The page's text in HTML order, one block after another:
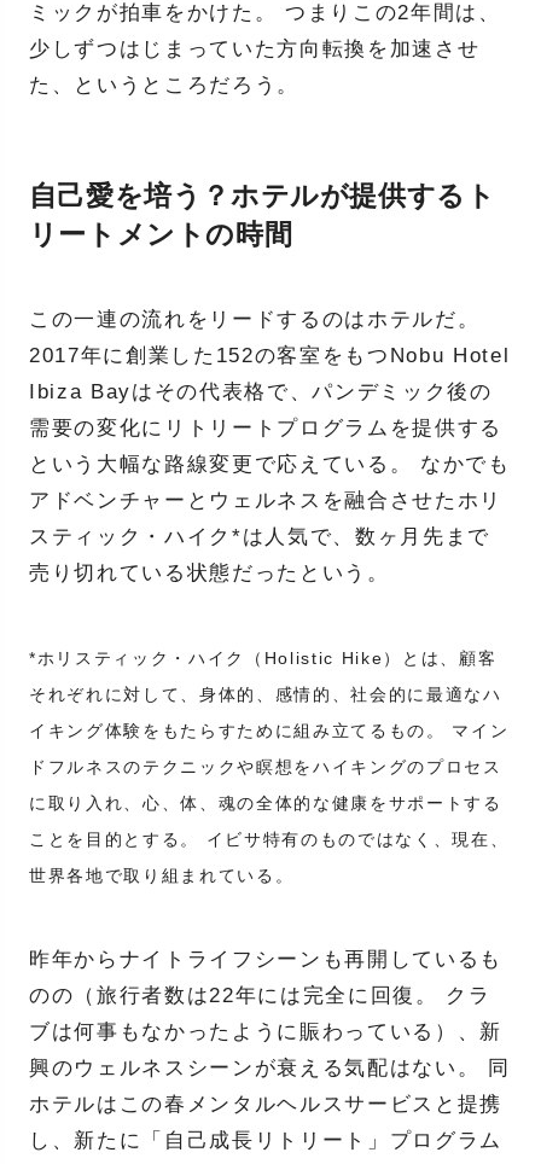
ミックが拍車をかけた。 つまりこの2年間は、
少しずつはじまっていた方向転換を加速させ
た、というところだろう。
自己愛を培う？ホテルが提供するト
リートメントの時間
この一連の流れをリードするのはホテルだ。
2017年に創業した152の客室をもつNobu Hotel
Ibiza Bayはその代表格で、パンデミック後の
需要の変化にリトリートプログラムを提供する
という大幅な路線変更で応えている。 なかでも
アドベンチャーとウェルネスを融合させたホリ
スティック・ハイク*は人気で、数ヶ月先まで
売り切れている状態だったという。
*ホリスティック・ハイク（Holistic Hike）とは、顧客
それぞれに対して、身体的、感情的、社会的に最適なハ
イキング体験をもたらすために組み立てるもの。 マイン
ドフルネスのテクニックや瞑想をハイキングのプロセス
に取り入れ、心、体、魂の全体的な健康をサポートする
ことを目的とする。 イビサ特有のものではなく、現在、
世界各地で取り組まれている。
昨年からナイトライフシーンも再開しているも
のの（旅行者数は22年には完全に回復。 クラ
ブは何事もなかったように賑わっている）、新
興のウェルネスシーンが衰える気配はない。 同
ホテルはこの春メンタルヘルスサービスと提携
し、新たに「自己成長リトリート」プログラム